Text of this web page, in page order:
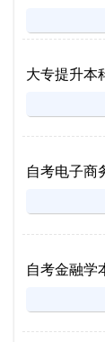
大专提升本
自考电子商
自考金融学